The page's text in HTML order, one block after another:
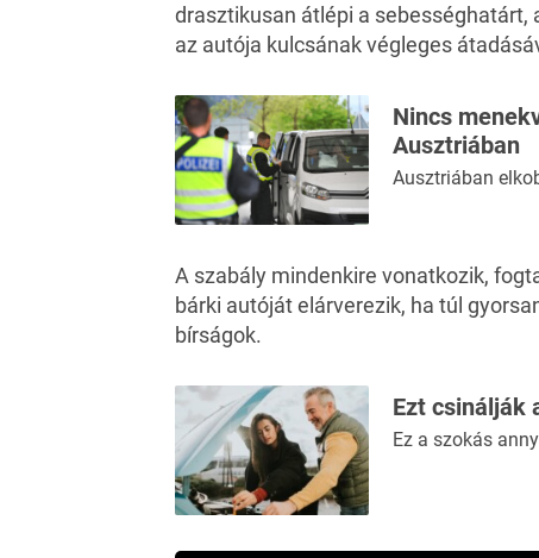
drasztikusan átlépi a sebességhatárt,
az autója kulcsának végleges
Nincs
Ausztriában
Ausztriában
A szabály mindenkire vonatkozik,
bárki autóját elárverezik, ha túl
bírságok.
Ezt csinálják
Ez a szokás